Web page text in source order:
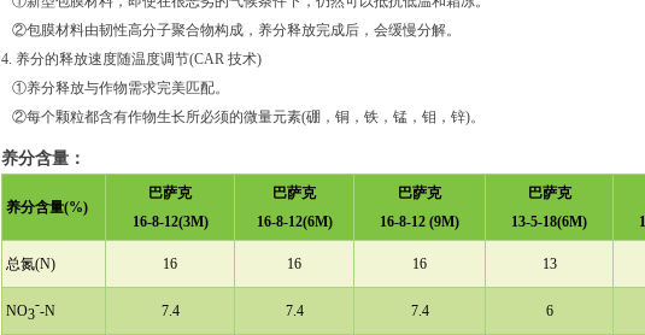
②包膜材料由韧性高分子聚合物构成，养分释放完成后，会缓慢分解。
4. 养分的释放速度随温度调节(CAR 技术)
①养分释放与作物需求完美匹配。
②每个颗粒都含有作物生长所必须的微量元素(硼，铜，铁，锰，钼，锌)。
养分含量：
养分含量(%)
巴萨克
16-8-12(3M)
巴萨克
16-8-12(6M)
巴萨克
16-8-12 (9M)
巴萨克
13-5-18(6M)
总氮(N) 16 16 16 13
NO3
--N 7.4 7.4 7.4 6